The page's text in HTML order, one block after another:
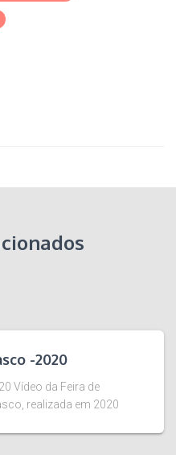
-2020
Vídeo da Feira de
realizada em 2020